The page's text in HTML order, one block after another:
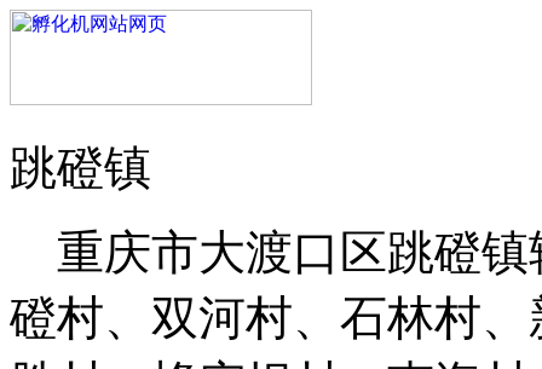
跳磴镇
重庆市大渡口区跳磴镇
磴村、双河村、石林村